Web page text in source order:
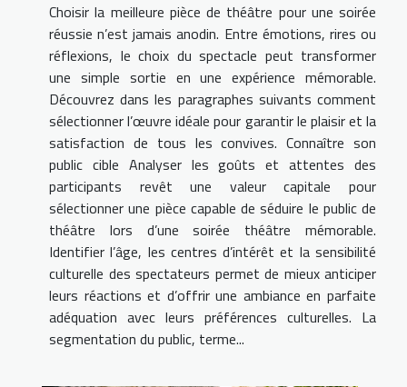
Choisir la meilleure pièce de théâtre pour une soirée
réussie n’est jamais anodin. Entre émotions, rires ou
réflexions, le choix du spectacle peut transformer
une simple sortie en une expérience mémorable.
Découvrez dans les paragraphes suivants comment
sélectionner l’œuvre idéale pour garantir le plaisir et la
satisfaction de tous les convives. Connaître son
public cible Analyser les goûts et attentes des
participants revêt une valeur capitale pour
sélectionner une pièce capable de séduire le public de
théâtre lors d’une soirée théâtre mémorable.
Identifier l’âge, les centres d’intérêt et la sensibilité
culturelle des spectateurs permet de mieux anticiper
leurs réactions et d’offrir une ambiance en parfaite
adéquation avec leurs préférences culturelles. La
segmentation du public, terme...